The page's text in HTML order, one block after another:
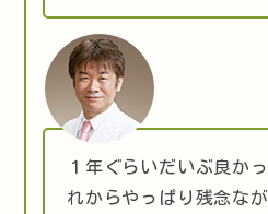
１年ぐらいだいぶ良か
れからやっぱり残念な